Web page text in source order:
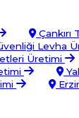
Çankırı
Levha
Üretimi